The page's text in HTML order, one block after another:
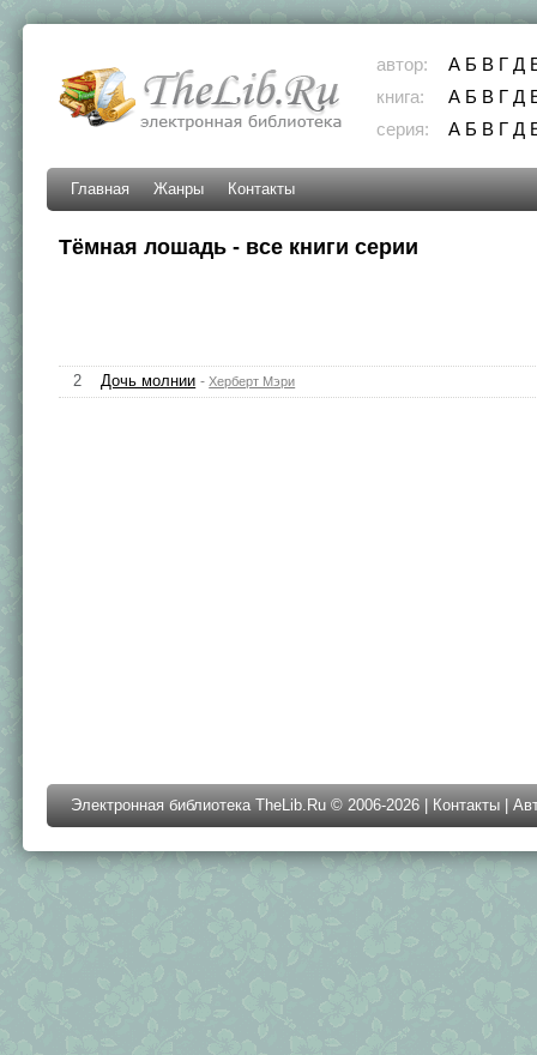
автор: А Б В Г Д
книга:
А Б В Г Д
серия:
А Б В Г Д
Главная Жанры Контакты
Тёмная лошадь - все книги серии
2 Дочь молнии -Херберт Мэри
Электронная библиотека TheLib.Ru © 2006-2026 | Контакты |